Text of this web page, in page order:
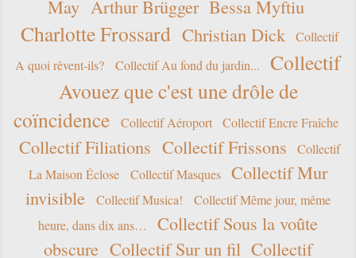
May Arthur Brügger Bessa Myftiu
Charlotte Frossard Christian Dick
Collectif
A quoi rêvent-ils?
Collectif Au fond du jardin...
Collectif
Avouez que c'est une drôle de
coïncidence
Collectif Aéroport Collectif Encre Fraîche
Collectif Filiations Collectif Frissons
Collectif
La Maison Éclose
Collectif Masques
Collectif Mur
invisible
Collectif Musica!
Collectif Même jour, même
heure, dans dix ans…
Collectif Sous la voûte
obscure Collectif Sur un fil Collectif